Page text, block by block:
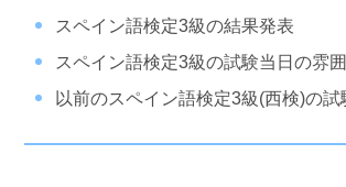
スペイン語検定3級の結果発表
スペイン語検定3級の試験当日の雰
以前のスペイン語検定3級(西検)の試